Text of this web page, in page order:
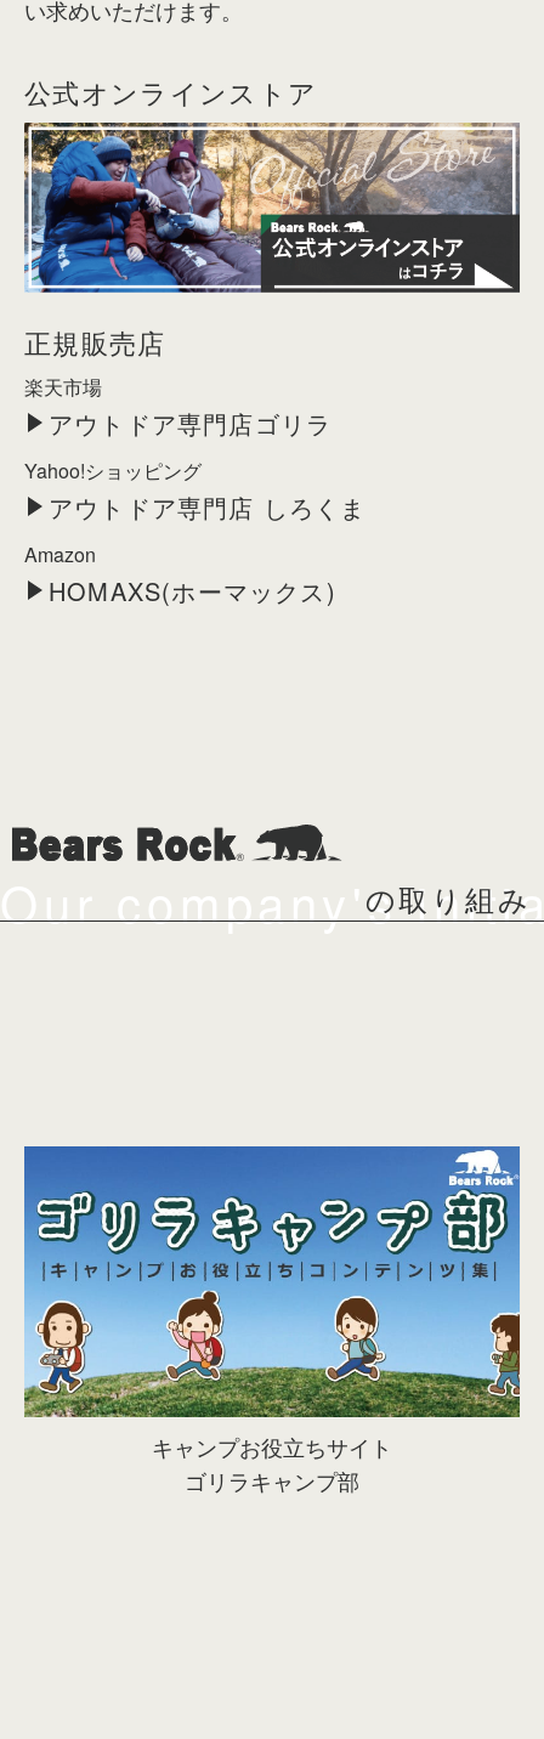
い求めいただけます。
公式オンラインストア
正規販売店
楽天市場
アウトドア専門店ゴリラ
Yahoo!ショッピング
アウトドア専門店 しろくま
Amazon
HOMAXS(ホーマックス)
Our company'sの取り組み
キャンプお役立ちサイト
ゴリラキャンプ部